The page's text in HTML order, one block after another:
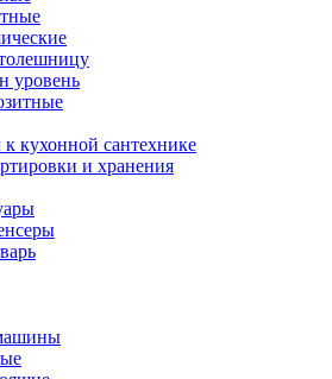
уровень
кухонной сантехнике
и хранения